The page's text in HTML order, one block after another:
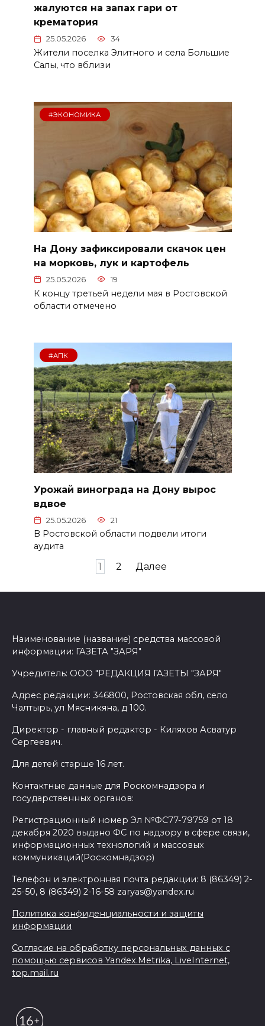
жалуются на запах гари от
крематория
25.05.2026 34
Жители поселка Элитного и села Большие
Салы, что вблизи
#ЭКОНОМИКА
На Дону зафиксировали скачок цен
на морковь, лук и картофель
25.05.2026 19
К концу третьей недели мая в Ростовской
области отмечено
#АПК
Урожай винограда на Дону вырос
вдвое
25.05.2026 21
В Ростовской области подвели итоги
аудита
1 2 Далее
Наименование (название) средства массовой
информации: ГАЗЕТА "ЗАРЯ"
Учредитель: ООО "РЕДАКЦИЯ ГАЗЕТЫ "ЗАРЯ"
Адрес редакции: 346800, Ростовская обл, село
Чалтырь, ул Мясникяна, д 100.
Директор - главный редактор - Киляхов Асватур
Сергеевич.
Для детей старше 16 лет.
Контактные данные для Роскомнадзора и
государственных органов:
Регистрационный номер Эл №ФС77-79759 от 18
декабря 2020 выдано ФС по надзору в сфере связи,
информационных технологий и массовых
коммуникаций(Роскомнадзор)
Телефон и электронная почта редакции: 8 (86349) 2-
25-50, 8 (86349) 2-16-58 zaryas@yandex.ru
Политика конфиденциальности и защиты
информации
Согласие на обработку персональных данных с
помощью сервисов Yandex.Metrika, LiveInternet,
top.mail.ru